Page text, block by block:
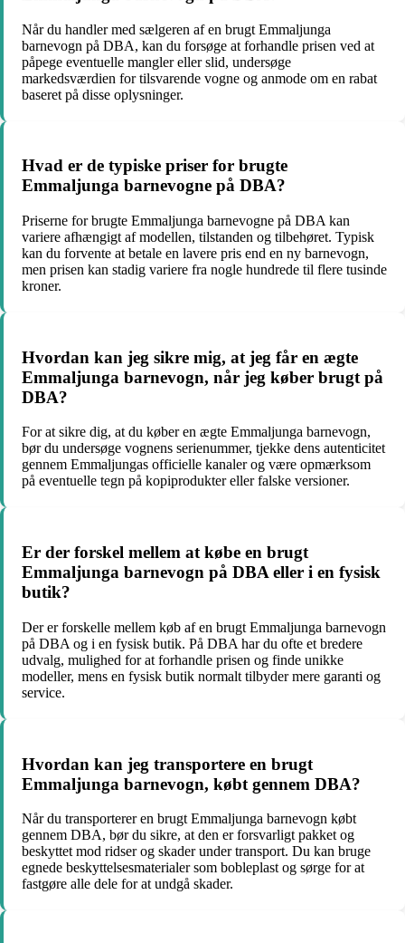
Når du handler med sælgeren af en brugt Emmaljunga
barnevogn på DBA, kan du forsøge at forhandle prisen ved at
påpege eventuelle mangler eller slid, undersøge
markedsværdien for tilsvarende vogne og anmode om en rabat
baseret på disse oplysninger.
Hvad er de typiske priser for brugte
Emmaljunga barnevogne på DBA?
Priserne for brugte Emmaljunga barnevogne på DBA kan
variere afhængigt af modellen, tilstanden og tilbehøret. Typisk
kan du forvente at betale en lavere pris end en ny barnevogn,
men prisen kan stadig variere fra nogle hundrede til flere tusinde
kroner.
Hvordan kan jeg sikre mig, at jeg får en ægte
Emmaljunga barnevogn, når jeg køber brugt på
DBA?
For at sikre dig, at du køber en ægte Emmaljunga barnevogn,
bør du undersøge vognens serienummer, tjekke dens autenticitet
gennem Emmaljungas officielle kanaler og være opmærksom
på eventuelle tegn på kopiprodukter eller falske versioner.
Er der forskel mellem at købe en brugt
Emmaljunga barnevogn på DBA eller i en fysisk
butik?
Der er forskelle mellem køb af en brugt Emmaljunga barnevogn
på DBA og i en fysisk butik. På DBA har du ofte et bredere
udvalg, mulighed for at forhandle prisen og finde unikke
modeller, mens en fysisk butik normalt tilbyder mere garanti og
service.
Hvordan kan jeg transportere en brugt
Emmaljunga barnevogn, købt gennem DBA?
Når du transporterer en brugt Emmaljunga barnevogn købt
gennem DBA, bør du sikre, at den er forsvarligt pakket og
beskyttet mod ridser og skader under transport. Du kan bruge
egnede beskyttelsesmaterialer som bobleplast og sørge for at
fastgøre alle dele for at undgå skader.